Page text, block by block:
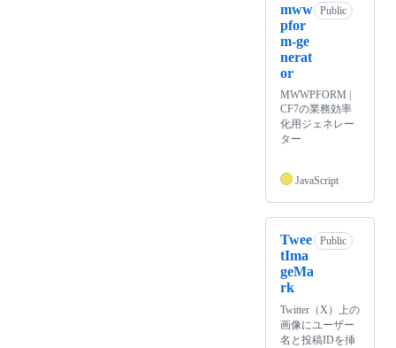
mww
pfor
m-ge
nerat
or
Public
MWWPFORM |
CF7の業務効率
化用ジェネレー
ター
JavaScript
Twee
tIma
geMa
rk
Public
Twitter（X）上の
画像にユーザー
名と投稿IDを挿